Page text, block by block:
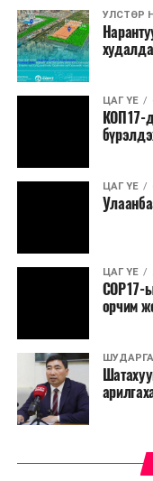
нийлүүлэх, эрэл
байршилд Олон
зарласан. Засгийн
сөрөг нөлөөг
хичээн ажиллаж
УЛСТӨР
ЦАГ ҮЕ
КОП17-
ЦАГ ҮЕ
ЦАГ ҮЕ
COP17-
орчим